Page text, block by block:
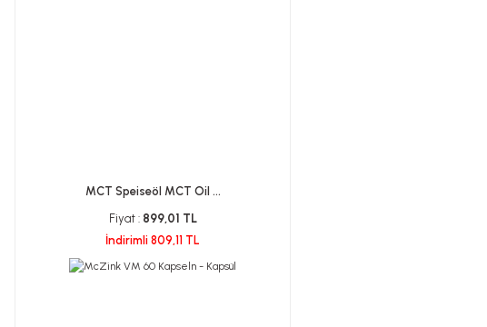
MCT Speiseöl MCT Oil ...
Fiyat : 899,01 TL
İndirimli 809,11 TL